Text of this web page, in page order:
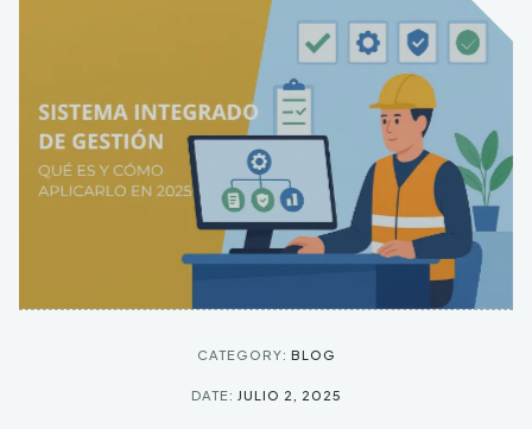
CATEGORY: BLOG
DATE: JULIO 2, 2025